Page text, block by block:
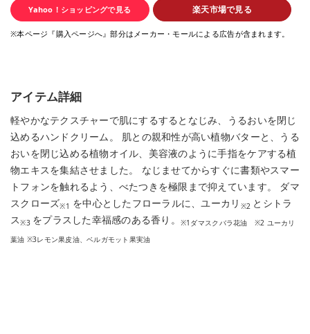
Yahoo！ショッピングで見る 楽天市場で見る
※本ページ『購入ページへ』部分はメーカー・モールによる広告が含まれます。
アイテム詳細
軽やかなテクスチャーで肌にするするとなじみ、うるおいを閉じ
込めるハンドクリーム。 肌との親和性が高い植物バターと、うる
おいを閉じ込める植物オイル、美容液のように手指をケアする植
物エキスを集結させました。 なじませてからすぐに書類やスマー
トフォンを触れるよう、べたつきを極限まで抑えています。 ダマ
スクローズ※1 を中心としたフローラルに、ユーカリ ※2 とシトラ
ス※3 をプラスした幸福感のある香り。
※1ダマスクバラ花油 ※2 ユーカリ
葉油 ※3レモン果皮油、ベルガモット果実油